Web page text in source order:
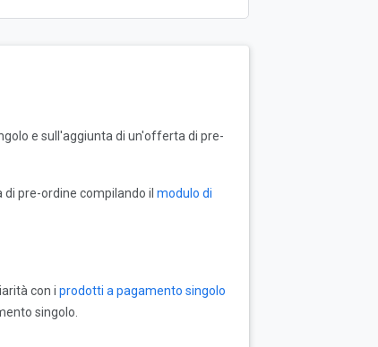
e sull'aggiunta di un'offerta di pre-
pre-ordine compilando il modulo di
con i prodotti a pagamento singolo
singolo.